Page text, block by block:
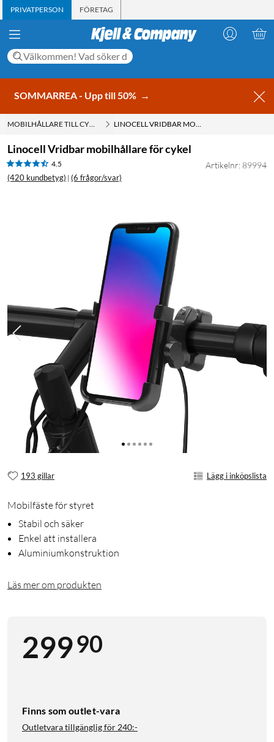
PRIVATPERSON FÖRETAG
SOMMARREA - Upp till 50% →
MOBILHÅLLARE TILL CYKEL LINOCELL VRIDBAR MOBILHÅLLARE FÖR CYKEL
Linocell Vridbar mobilhållare för cykel
4.5
(420 kundbetyg) | (6 frågor/svar)
Artikelnr: 89994
193 gillar Lägg i inköpslista
Mobilfäste för styret
Stabil och säker
Enkel att installera
Aluminiumkonstruktion
Läs mer om produkten
29990
Finns som outlet-vara
Outletvara tillgänglig för240:-